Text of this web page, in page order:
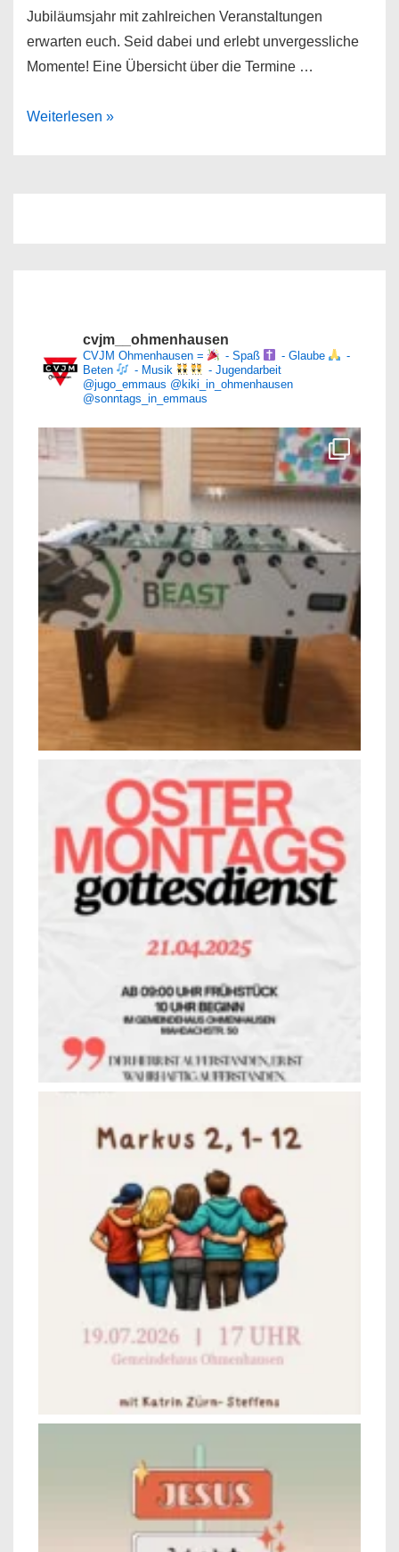
Jubiläumsjahr mit zahlreichen Veranstaltungen
erwarten euch. Seid dabei und erlebt unvergessliche
Momente! Eine Übersicht über die Termine …
100
Weiterlesen »
cvjm__ohmenhausen
CVJM Ohmenhausen = - Spaß - Glaube
-
Beten
- Musik
- Jugendarbeit
@jugo_emmaus @kiki_in_ohmenhausen
@sonntags_in_emmaus